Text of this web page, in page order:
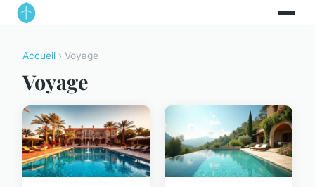
Accueil › Voyage
Voyage